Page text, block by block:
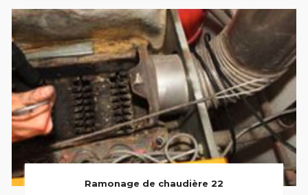
Ramonage de chaudière 22